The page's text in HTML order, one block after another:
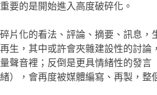
重要的是開始進入高度破碎化。
碎片化的看法、評論、摘要、訊息，
再生，其中或許會夾雜建設性的討論
量聲音裡；反倒是更具情緒性的發言
緒），會再度被媒體編寫、再製，整